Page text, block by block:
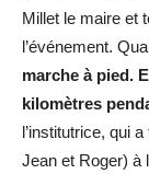
Millet le maire et
l’événement.
marche à pied.
kilomètres
l’institutrice, qui
Jean et Roger) à